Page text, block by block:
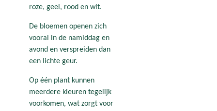
roze, geel, rood en wit.
De bloemen openen zich
vooral in de namiddag en
avond en verspreiden dan
een lichte geur.
Op één plant kunnen
meerdere kleuren tegelijk
voorkomen, wat zorgt voor